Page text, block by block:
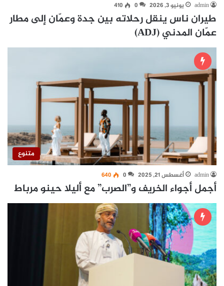
admin يونيو 3, 2026 0
410
طيران ناس ينقل رحلاته بين جدة وعمّان إلى مطار
عمّان المدني (ADJ)
متنوع
admin أغسطس 21, 2025 0
640
أجمل أجواء الخريف و”الصرب” مع أليلا حينو مرباط